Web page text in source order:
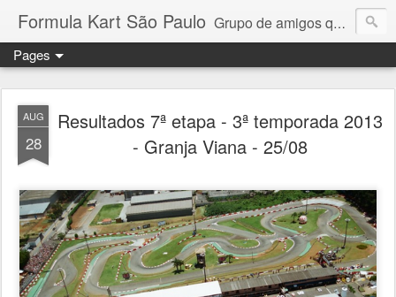
Formula Kart São Paulo Grupo de amigos que adoram pilotar e se reúnem uma vez por mês para a disputa de um campeonato competitivo e amigável. Granja Viana, Interlagos, Paulínia e Aldeia da Serra. Troféus e medalhas em todas as etapas para os 6 primeiros colocados + pole position e volta mais rápida da prova. Campeonato por pilotos e por equipe com troféus para os 3 primeiros + cada piloto da equipe campeã. Medalhas para todos os participantes.
Pages
AUG
28
Resultados 7ª etapa - 3ª temporada 2013
- Granja Viana - 25/08